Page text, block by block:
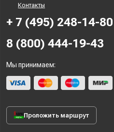
Контакты
+ 7 (495) 248-14-80
8 (800) 444-19-43
Мы принимаем:
Проложить маршрут